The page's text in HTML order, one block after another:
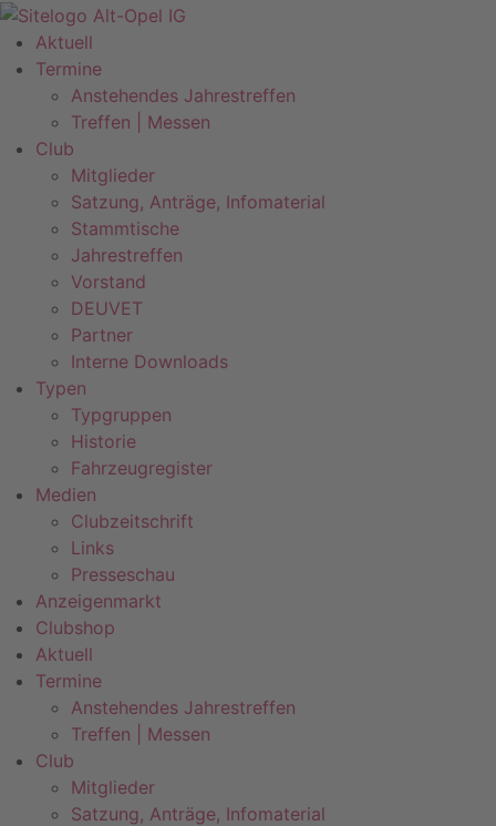
Zum
Inhalt
springen
Aktuell
Termine
Anstehendes Jahrestreffen
Treffen | Messen
Club
Mitglieder
Satzung, Anträge, Infomaterial
Stammtische
Jahrestreffen
Vorstand
DEUVET
Partner
Interne Downloads
Typen
Typgruppen
Historie
Fahrzeugregister
Medien
Clubzeitschrift
Links
Presseschau
Anzeigenmarkt
Clubshop
Aktuell
Termine
Anstehendes Jahrestreffen
Treffen | Messen
Club
Mitglieder
Satzung, Anträge, Infomaterial